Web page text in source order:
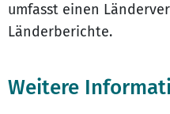
umfasst einen
Länderberichte.
Weitere